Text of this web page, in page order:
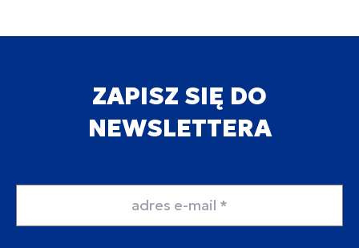
ZAPISZ SIĘ DO
NEWSLETTERA